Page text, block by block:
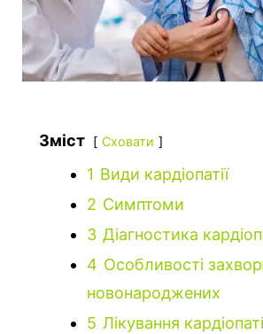
Зміст Сховати
1 Види кардіопатії
2 Симптоми
3 Діагностика
4 Особливості
новонароджених
5 Лікування